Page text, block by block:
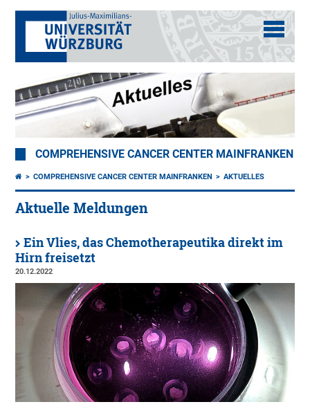
COMPREHENSIVE CANCER CENTER MAINFRANKEN
COMPREHENSIVE CANCER CENTER MAINFRANKEN AKTUELLES
Aktuelle Meldungen
Ein Vlies, das Chemotherapeutika direkt im
Hirn freisetzt
20.12.2022